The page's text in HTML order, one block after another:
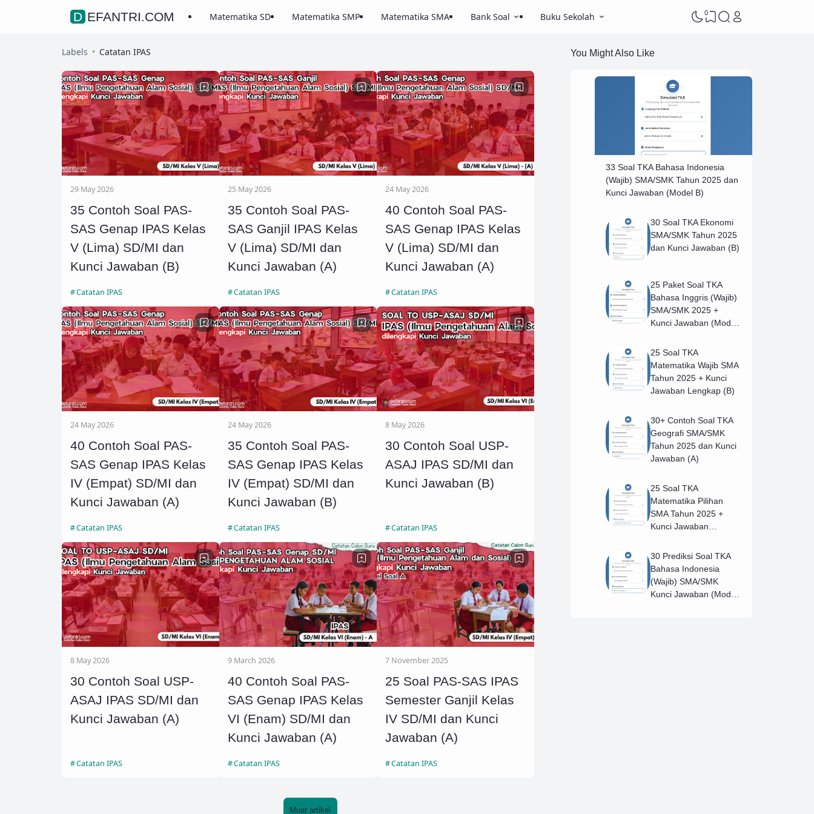
DEFANTRI.COM Matematika SD Matematika SMP Matematika SMA Bank Soal Buku Sekolah 0
Labels Catatan IPAS
29 May 2026
35 Contoh Soal PAS-
SAS Genap IPAS Kelas
V (Lima) SD/MI dan
Kunci Jawaban (B)
Catatan IPAS
25 May 2026
35 Contoh Soal PAS-
SAS Ganjil IPAS Kelas
V (Lima) SD/MI dan
Kunci Jawaban (A)
Catatan IPAS
24 May 2026
40 Contoh Soal PAS-
SAS Genap IPAS Kelas
V (Lima) SD/MI dan
Kunci Jawaban (A)
Catatan IPAS
24 May 2026
40 Contoh Soal PAS-
SAS Genap IPAS Kelas
IV (Empat) SD/MI dan
Kunci Jawaban (A)
Catatan IPAS
24 May 2026
35 Contoh Soal PAS-
SAS Genap IPAS Kelas
IV (Empat) SD/MI dan
Kunci Jawaban (B)
Catatan IPAS
8 May 2026
30 Contoh Soal USP-
ASAJ IPAS SD/MI dan
Kunci Jawaban (B)
Catatan IPAS
8 May 2026
30 Contoh Soal USP-
ASAJ IPAS SD/MI dan
Kunci Jawaban (A)
Catatan IPAS
9 March 2026
40 Contoh Soal PAS-
SAS Genap IPAS Kelas
VI (Enam) SD/MI dan
Kunci Jawaban (A)
Catatan IPAS
7 November 2025
25 Soal PAS-SAS IPAS
Semester Ganjil Kelas
IV SD/MI dan Kunci
Jawaban (A)
Catatan IPAS
Muat artikel
You Might Also Like
33 Soal TKA Bahasa Indonesia
(Wajib) SMA/SMK Tahun 2025 dan
Kunci Jawaban (Model B)
30 Soal TKA Ekonomi
SMA/SMK Tahun 2025
dan Kunci Jawaban (B)
25 Paket Soal TKA
Bahasa Inggris (Wajib)
SMA/SMK 2025 +
Kunci Jawaban (Model
25 Soal TKA
Matematika Wajib SMA
Tahun 2025 + Kunci
Jawaban Lengkap (B)
30+ Contoh Soal TKA
Geografi SMA/SMK
Tahun 2025 dan Kunci
Jawaban (A)
25 Soal TKA
Matematika Pilihan
SMA Tahun 2025 +
Kunci Jawaban
30 Prediksi Soal TKA
Bahasa Indonesia
(Wajib) SMA/SMK
Kunci Jawaban (Model